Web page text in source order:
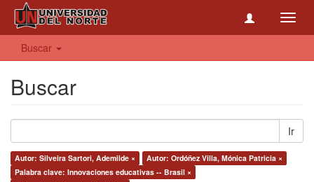
Buscar
Buscar
Ir
Autor: Silveira Sartori, Ademilde ×
Autor: Ordóñez Villa, Mónica Patricia ×
Palabra clave: Innovaciones educativas -- Brasil ×